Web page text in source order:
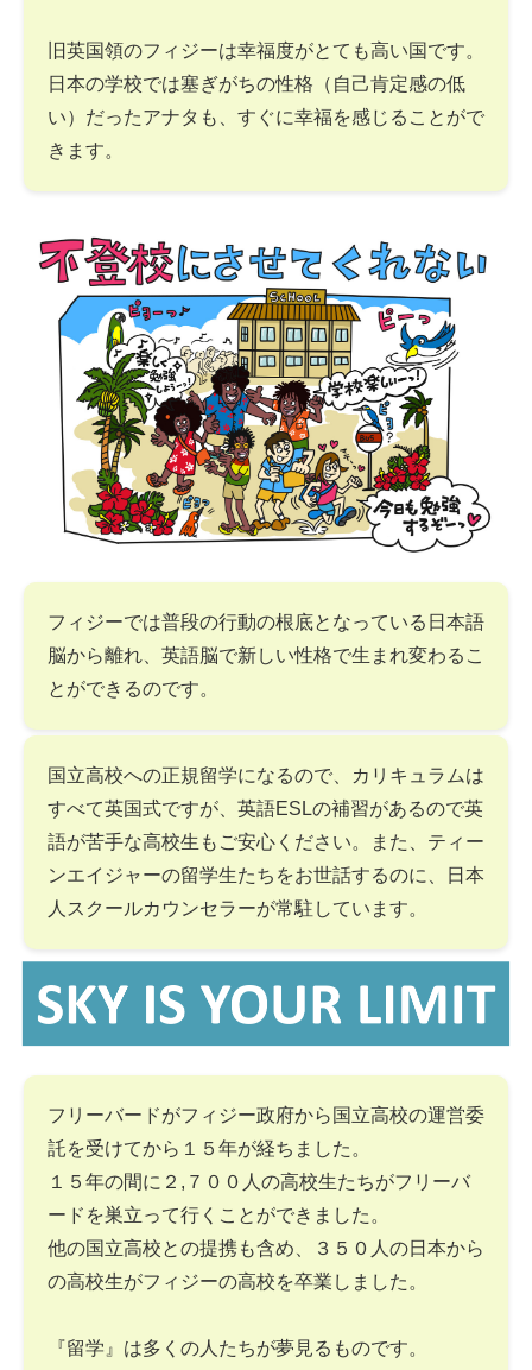
旧英国領のフィジーは幸福度がとても高い国です。
日本の学校では塞ぎがちの性格（自己肯定感の低
い）だったアナタも、すぐに幸福を感じることがで
きます。
フィジーでは普段の行動の根底となっている日本語
脳から離れ、英語脳で新しい性格で生まれ変わるこ
とができるのです。
国立高校への正規留学になるので、カリキュラムは
すべて英国式ですが、英語ESLの補習があるので英
語が苦手な高校生もご安心ください。また、ティー
ンエイジャーの留学生たちをお世話するのに、日本
人スクールカウンセラーが常駐しています。
フリーバードがフィジー政府から国立高校の運営委
託を受けてから１５年が経ちました。
１５年の間に２,７００人の高校生たちがフリーバ
ードを巣立って行くことができました。
他の国立高校との提携も含め、３５０人の日本から
の高校生がフィジーの高校を卒業しました。
『留学』は多くの人たちが夢見るものです。